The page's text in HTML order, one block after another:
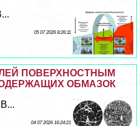
05 07 2026 8:26:11
ПОВЕРХНОСТНЫМ
ОБМАЗОК
04 07 2026 16:24:21